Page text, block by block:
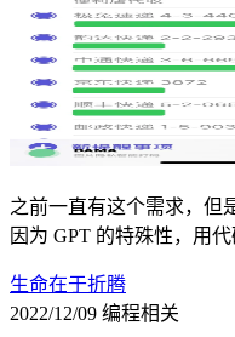
之前一直有这个需求，但
因为 GPT 的特殊性，用
生命在于折腾
2022/12/09 编程相关